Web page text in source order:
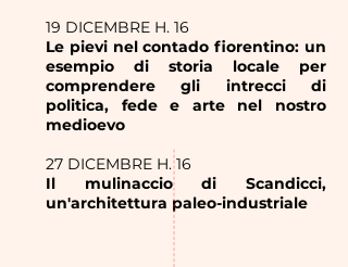
19 DICEMBRE H. 16
Le pievi nel contado fiorentino: un
esempio di storia locale per
comprendere gli intrecci di
politica, fede e arte nel nostro
medioevo
27 DICEMBRE H. 16
Il mulinaccio di Scandicci,
un'architettura paleo-industriale